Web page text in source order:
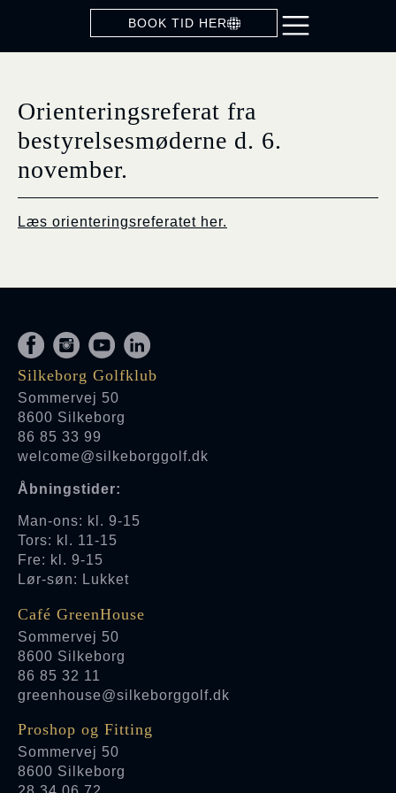
BOOK TID HER
Orienteringsreferat fra
bestyrelsesmøderne d. 6.
november.
Læs orienteringsreferatet her.
Silkeborg Golfklub
Sommervej 50
8600 Silkeborg
86 85 33 99
welcome@silkeborggolf.dk
Åbningstider:
Man-ons: kl. 9-15
Tors: kl. 11-15
Fre: kl. 9-15
Lør-søn: Lukket
Café GreenHouse
Sommervej 50
8600 Silkeborg
86 85 32 11
greenhouse@silkeborggolf.dk
Proshop og Fitting
Sommervej 50
8600 Silkeborg